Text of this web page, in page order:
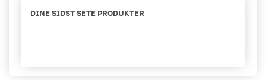
DINE SIDST SETE PRODUKTER